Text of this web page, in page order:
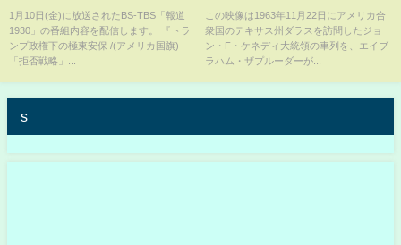
担う“重責”とは【1月10日(金)#
報道1930】
1月10日(金)に放送されたBS-TBS「報道
1930」の番組内容を配信します。 『トラ
ンプ政権下の極東安保 /(アメリカ国旗)
「拒否戦略」...
この映像は1963年11月22日にアメリカ合
衆国のテキサス州ダラスを訪問したジョ
ン・F・ケネディ大統領の車列を、エイブ
ラハム・ザプルーダーが...
s